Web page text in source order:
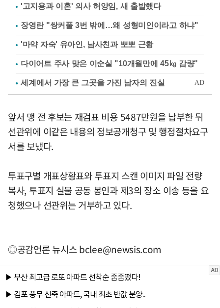
'고지용과 이혼' 의사 허양임, 새 출발했다
장영란 "쌍커풀 3번 밖에…왜 성형미인이라고 하냐"
'마약 자숙' 유아인, 남사친과 뽀뽀 근황
다이어트 주사 맞은 이순실 "10개월만에 45㎏ 감량"
앞서 맹 전 후보는 재검표 비용 5487만원을 납부한 뒤
선관위에 이같은 내용의 정보공개청구 및 행정절차요구
서를 보냈다.
투표구별 개표상황표와 투표지 스캔 이미지 파일 전량
복사, 투표지 실물 공동 봉인과 제3의 장소 이송 등을 요
청했으나 선관위는 거부하고 있다.
◎공감언론 뉴시스bclee@newsis.com